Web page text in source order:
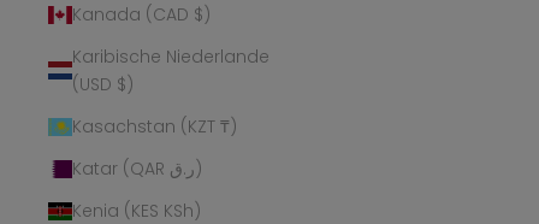
Kanada (CAD $)
Karibische Niederlande
(USD $)
Kasachstan (KZT ₸)
Katar (QAR ر.ق)
Kenia (KES KSh)